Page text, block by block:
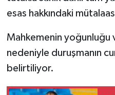
esas hakkındaki
Mahkemenin yoğunluğu
nedeniyle duruşmanın
belirtiliyor.